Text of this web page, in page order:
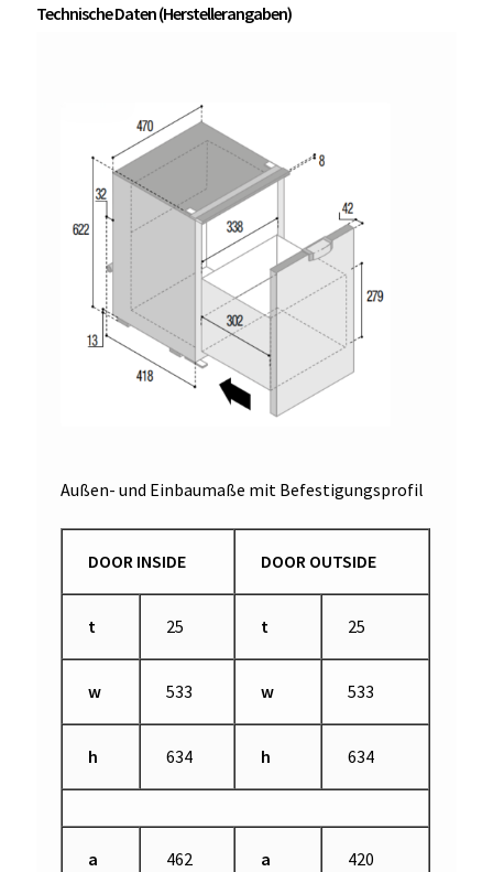
Technische Daten (Herstellerangaben)
Außen- und Einbaumaße mit Befestigungsprofil
DOOR INSIDE DOOR OUTSIDE
t 25 t 25
w 533 w 533
h 634 h 634
a 462 a 420